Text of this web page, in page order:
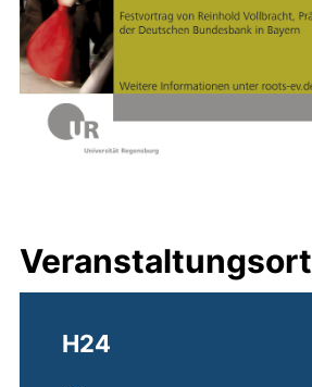
Veranstaltungsort
H24